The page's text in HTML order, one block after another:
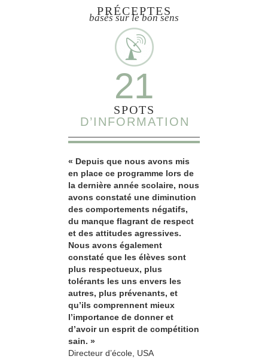
PRÉCEPTES
basés sur le bon sens
21
SPOTS
D’INFORMATION
« Depuis que nous avons mis
en place ce programme lors de
la dernière année scolaire, nous
avons constaté une diminution
des comportements négatifs,
du manque flagrant de respect
et des attitudes agressives.
Nous avons également
constaté que les élèves sont
plus respectueux, plus
tolérants les uns envers les
autres, plus prévenants, et
qu’ils comprennent mieux
l’importance de donner et
d’avoir un esprit de compétition
sain. »
Directeur d’école, USA